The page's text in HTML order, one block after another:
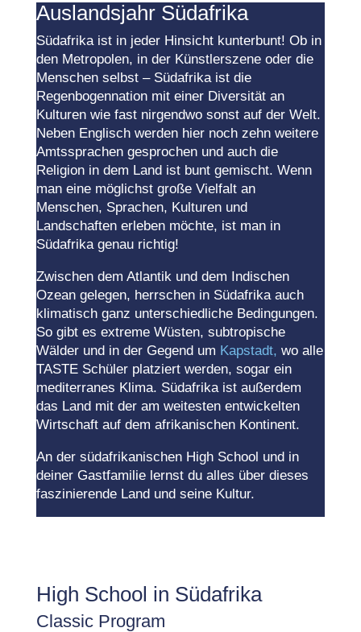
Auslandsjahr Südafrika
Südafrika ist in jeder Hinsicht kunterbunt! Ob in
den Metropolen, in der Künstlerszene oder die
Menschen selbst – Südafrika ist die
Regenbogennation mit einer Diversität an
Kulturen wie fast nirgendwo sonst auf der Welt.
Neben Englisch werden hier noch zehn weitere
Amtssprachen gesprochen und auch die
Religion in dem Land ist bunt gemischt. Wenn
man eine möglichst große Vielfalt an
Menschen, Sprachen, Kulturen und
Landschaften erleben möchte, ist man in
Südafrika genau richtig!
Zwischen dem Atlantik und dem Indischen
Ozean gelegen, herrschen in Südafrika auch
klimatisch ganz unterschiedliche Bedingungen.
So gibt es extreme Wüsten, subtropische
Wälder und in der Gegend um Kapstadt, wo alle
TASTE Schüler platziert werden, sogar ein
mediterranes Klima. Südafrika ist außerdem
das Land mit der am weitesten entwickelten
Wirtschaft auf dem afrikanischen Kontinent.
An der südafrikanischen High School und in
deiner Gastfamilie lernst du alles über dieses
faszinierende Land und seine Kultur.
High School in Südafrika
Classic Program